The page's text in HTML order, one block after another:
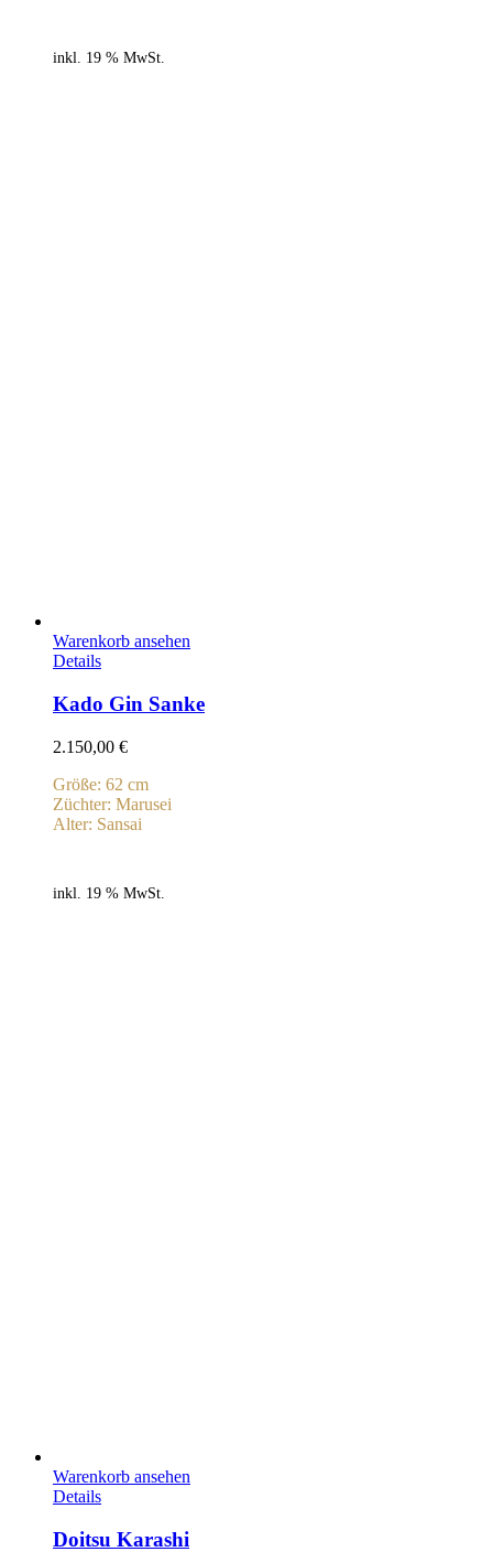
inkl. 19 % MwSt.
Warenkorb ansehen
Details
Kado Gin Sanke
2.150,00 €
Größe: 62 cm
Züchter: Marusei
Alter: Sansai
inkl. 19 % MwSt.
Warenkorb ansehen
Details
Doitsu Karashi